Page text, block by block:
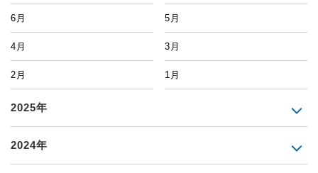
6月 5月
4月 3月
2月 1月
2025年
2024年